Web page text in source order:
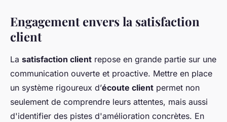
Engagement envers la satisfaction
client
La satisfaction client repose en grande partie sur une
communication ouverte et proactive. Mettre en place
un système rigoureux d’écoute client permet non
seulement de comprendre leurs attentes, mais aussi
d'identifier des pistes d'amélioration concrètes. En